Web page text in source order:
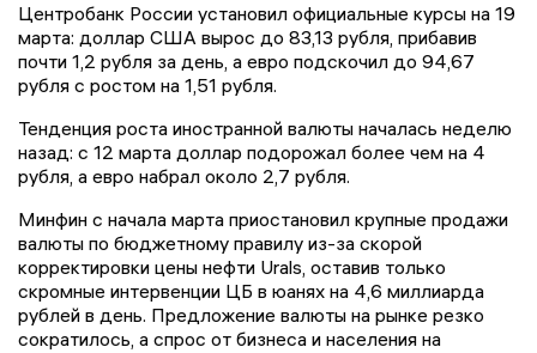
Центробанк России установил официальные курсы на 19
марта: доллар США вырос до 83,13 рубля, прибавив
почти 1,2 рубля за день, а евро подскочил до 94,67
рубля с ростом на 1,51 рубля.
Тенденция роста иностранной валюты началась неделю
назад: с 12 марта доллар подорожал более чем на 4
рубля, а евро набрал около 2,7 рубля.
Минфин с начала марта приостановил крупные продажи
валюты по бюджетному правилу из-за скорой
корректировки цены нефти Urals, оставив только
скромные интервенции ЦБ в юанях на 4,6 миллиарда
рублей в день. Предложение валюты на рынке резко
сократилось, а спрос от бизнеса и населения на